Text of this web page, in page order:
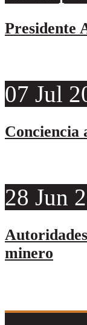
Presidente
07 Jul
Conciencia
28 Jun
minero